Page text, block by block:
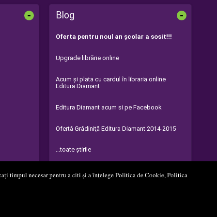
timpul necesar pentru a citi și a înțelegePolitica de Cookie,Politica
- Blog -
Oferta pentru noul an şcolar a sosit!!!
Upgrade librărie online
Acum şi plata cu cardul în libraria online
Editura Diamant
Editura Diamant acum si pe Facebook
Ofertă Grădiniţă Editura Diamant 2014-2015
...toate știrile